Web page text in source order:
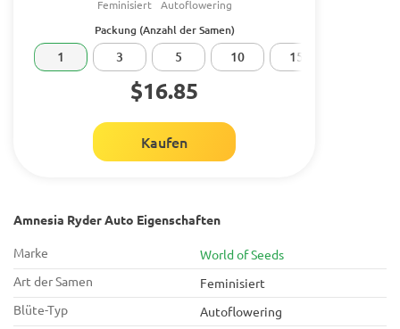
Feminisiert Autoflowering
Packung (Anzahl der Samen)
1 3 5 10 15
$16.85
Kaufen
Amnesia Ryder Auto Eigenschaften
Marke
World of Seeds
Art der Samen
Feminisiert
Blüte-Typ
Autoflowering